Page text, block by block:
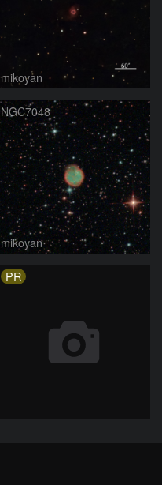
mikoyan
NGC7048
mikoyan
PR